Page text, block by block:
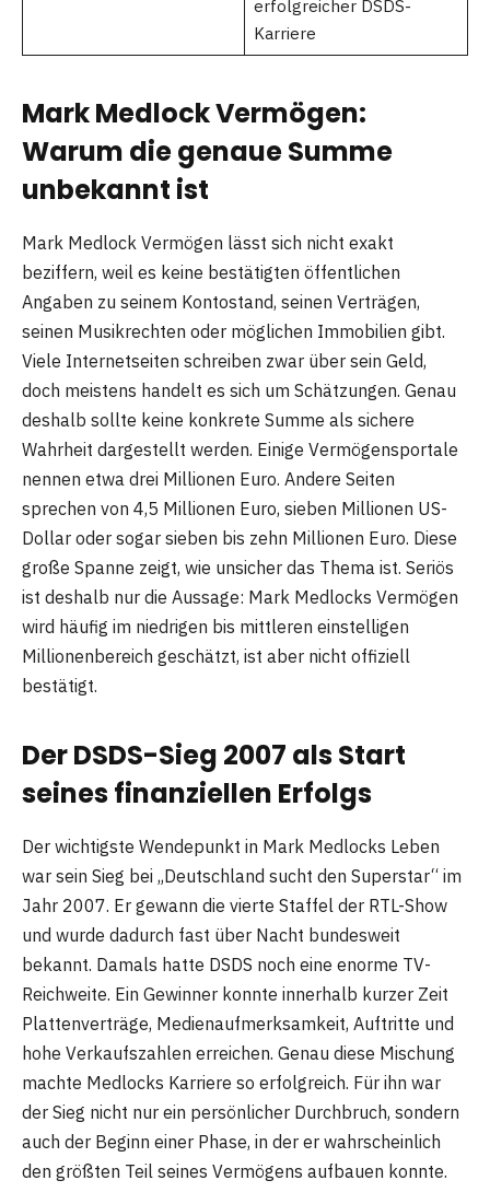
erfolgreicher DSDS-
Karriere
Mark Medlock Vermögen:
Warum die genaue Summe
unbekannt ist
Mark Medlock Vermögen lässt sich nicht exakt
beziffern, weil es keine bestätigten öffentlichen
Angaben zu seinem Kontostand, seinen Verträgen,
seinen Musikrechten oder möglichen Immobilien gibt.
Viele Internetseiten schreiben zwar über sein Geld,
doch meistens handelt es sich um Schätzungen. Genau
deshalb sollte keine konkrete Summe als sichere
Wahrheit dargestellt werden. Einige Vermögensportale
nennen etwa drei Millionen Euro. Andere Seiten
sprechen von 4,5 Millionen Euro, sieben Millionen US-
Dollar oder sogar sieben bis zehn Millionen Euro. Diese
große Spanne zeigt, wie unsicher das Thema ist. Seriös
ist deshalb nur die Aussage: Mark Medlocks Vermögen
wird häufig im niedrigen bis mittleren einstelligen
Millionenbereich geschätzt, ist aber nicht offiziell
bestätigt.
Der DSDS-Sieg 2007 als Start
seines finanziellen Erfolgs
Der wichtigste Wendepunkt in Mark Medlocks Leben
war sein Sieg bei „Deutschland sucht den Superstar“ im
Jahr 2007. Er gewann die vierte Staffel der RTL-Show
und wurde dadurch fast über Nacht bundesweit
bekannt. Damals hatte DSDS noch eine enorme TV-
Reichweite. Ein Gewinner konnte innerhalb kurzer Zeit
Plattenverträge, Medienaufmerksamkeit, Auftritte und
hohe Verkaufszahlen erreichen. Genau diese Mischung
machte Medlocks Karriere so erfolgreich. Für ihn war
der Sieg nicht nur ein persönlicher Durchbruch, sondern
auch der Beginn einer Phase, in der er wahrscheinlich
den größten Teil seines Vermögens aufbauen konnte.